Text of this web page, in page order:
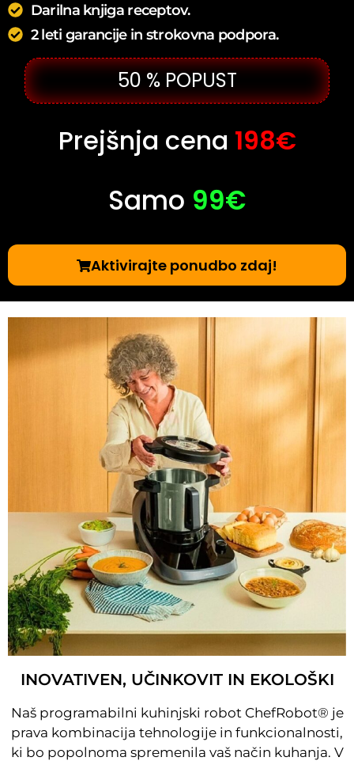
Darilna knjiga receptov.
2 leti garancije in strokovna podpora.
50 % POPUST
Prejšnja cena 198€
Samo 99€
Aktivirajte ponudbo zdaj!
INOVATIVEN, UČINKOVIT IN EKOLOŠKI
Naš programabilni kuhinjski robot ChefRobot® je
prava kombinacija tehnologije in funkcionalnosti,
ki bo popolnoma spremenila vaš način kuhanja. V